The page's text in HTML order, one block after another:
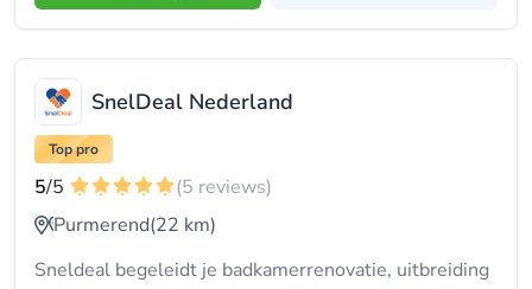
SnelDeal Nederland
Top pro
5/5
(5 reviews)
Purmerend(22 km)
Sneldeal begeleidt je badkamerrenovatie, uitbreiding